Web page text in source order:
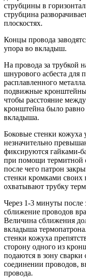
струбцины в
струбцина
плоскостях.
Концы провода
упора во вкладыш.
На провода за трубкой
шнурового асбеста для
расплавленного
подвижные кронштейны
чтобы расстояние
кронштейна было
вкладыша.
Боковые стенки кожуха
незначительно
фиксируются гайками-
при помощи термитной
после чего патрон
стенки кромками своих
охватывают трубку
Через 1-3 минуты после
сближение проводов
Величина сближения
вкладыша
стенки кожуха
сторону одного из
подаются в зону
соединении проводов,
провода.